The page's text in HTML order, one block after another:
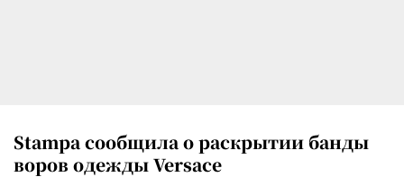
Stampa сообщила о раскрытии банды
воров одежды Versace